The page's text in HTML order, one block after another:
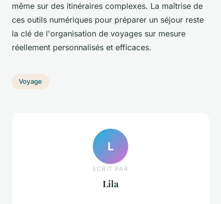
même sur des itinéraires complexes. La maîtrise de
ces outils numériques pour préparer un séjour reste
la clé de l'organisation de voyages sur mesure
réellement personnalisés et efficaces.
Voyage
L
ECRIT PAR
Lila